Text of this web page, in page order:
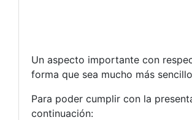
Un aspecto importante con
forma que sea mucho más
Para poder cumplir con la
continuación: